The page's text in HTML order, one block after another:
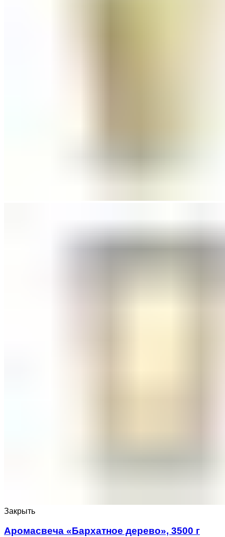
Закрыть
Аромасвеча «Бархатное дерево», 3500 г